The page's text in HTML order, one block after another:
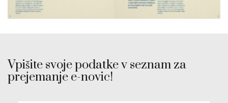
Vpišite svoje podatke v seznam za
prejemanje e-novic!